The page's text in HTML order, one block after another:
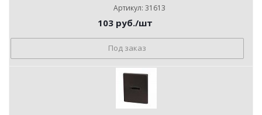
Артикул: 31613
103 руб./шт
Под заказ